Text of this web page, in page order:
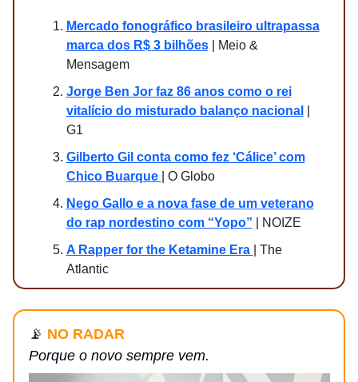
Mercado fonográfico brasileiro ultrapassa
marca dos R$ 3 bilhões| Meio &
Mensagem
Jorge Ben Jor faz 86 anos como o rei
vitalício do misturado balanço nacional
G1
Gilberto Gil conta como fez ‘Cálice’ com
Chico Buarque
| O Globo
Nego Gallo e a nova fase de um veterano
do rap nordestino com “Yopo” | NOIZE
A Rapper for the Ketamine Era
| The
Atlantic
📡 NO RADAR
Porque o novo sempre vem.